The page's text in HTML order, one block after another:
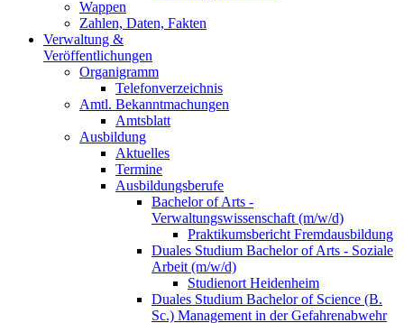
Wappen
Zahlen, Daten, Fakten
Verwaltung &
Veröffentlichungen
Organigramm
Telefonverzeichnis
Amtl. Bekanntmachungen
Amtsblatt
Ausbildung
Aktuelles
Termine
Ausbildungsberufe
Bachelor of Arts -
Verwaltungswissenschaft (m/w/d)
Praktikumsbericht Fremdausbildung
Duales Studium Bachelor of Arts - Soziale
Arbeit (m/w/d)
Studienort Heidenheim
Duales Studium Bachelor of Science (B.
Sc.) Management in der Gefahrenabwehr